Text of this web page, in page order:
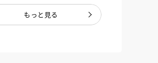
もっと見る